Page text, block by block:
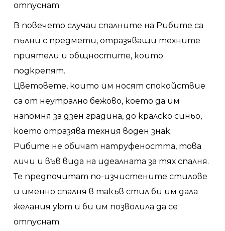
отпуснат.
В повечето случаи спалните на Рибите са
пълни с предмети, отразяващи техните
приятели и общностите, които
подкрепят.
Цветовете, които им носят спокойствие
са от неутрално бежово, което да им
напомня за дзен градина, до кралско синьо,
което отразява техния воден знак.
Рибите не обичат натруфеността, това
личи и във вида на идеалната за тях спалня.
Те предпочитат по-изчистените стилове
и именно спалня в такъв стил би им дала
желания уют и би им позволила да се
отпуснат.